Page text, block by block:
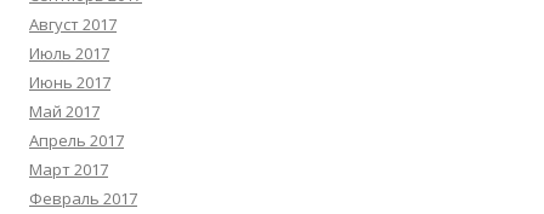
Август 2017
Июль 2017
Июнь 2017
Май 2017
Апрель 2017
Март 2017
Февраль 2017